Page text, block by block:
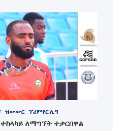
ዝውውር ፕሪምየር ሊግ
ለማግኘት ተቃርበዋል